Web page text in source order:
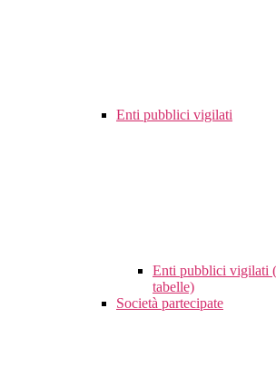
Enti pubblici vigilati
Enti pubblici vigilati
tabelle)
Società partecipate